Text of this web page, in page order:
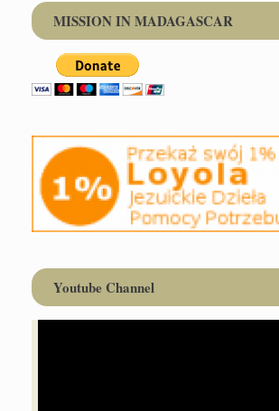
MISSION IN MADAGASCAR
Youtube Channel